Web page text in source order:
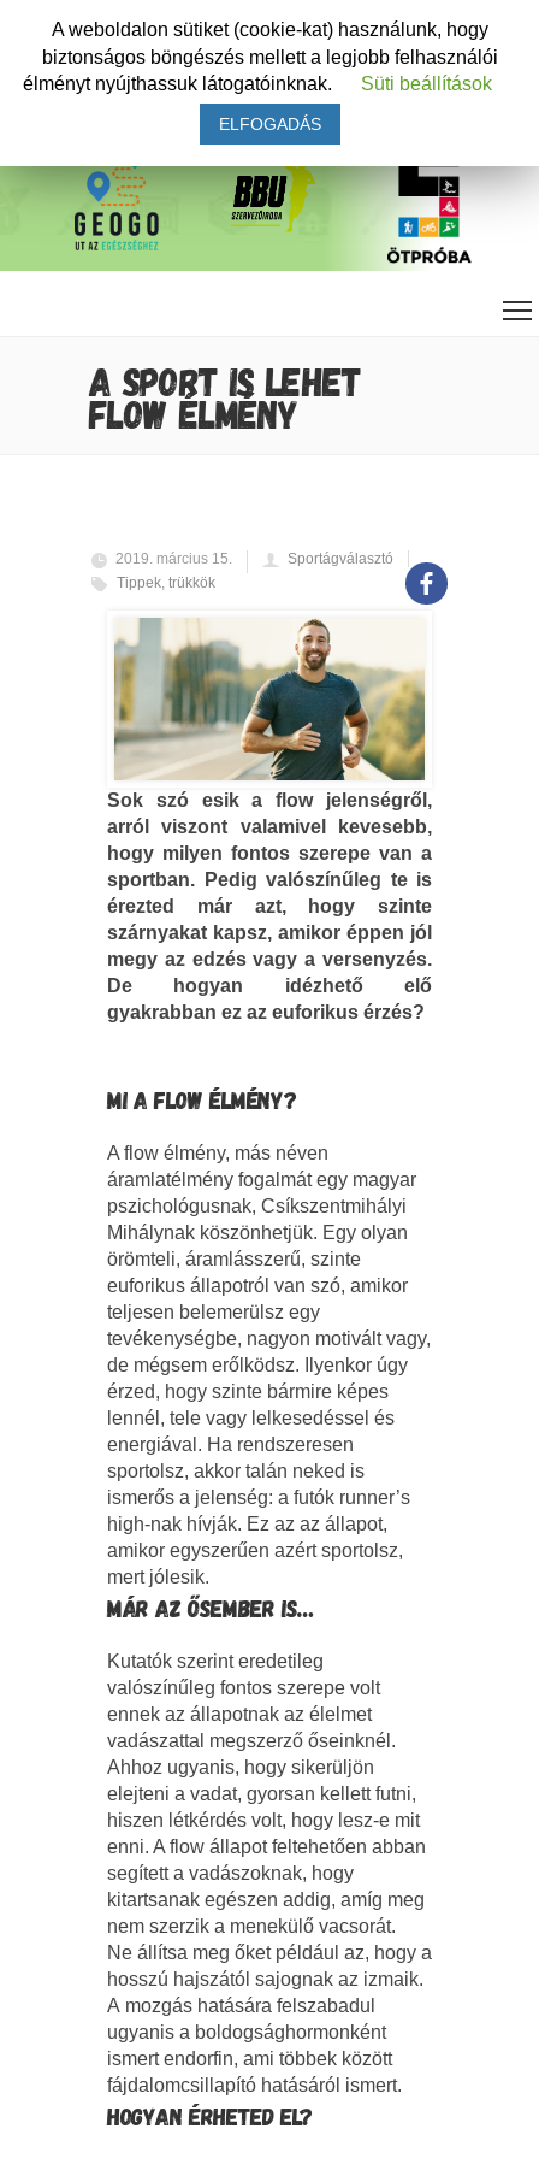
A SPORT IS LEHET
FLOW ÉLMÉNY
2019. március 15.
Sportágválasztó
Tippek, trükkök
Sok szó esik a flow jelenségről,
arról viszont valamivel kevesebb,
hogy milyen fontos szerepe van a
sportban. Pedig valószínűleg te is
érezted már azt, hogy szinte
szárnyakat kapsz, amikor éppen jól
megy az edzés vagy a versenyzés.
De hogyan idézhető elő
gyakrabban ez az euforikus érzés?
MI A FLOW ÉLMÉNY?
A flow élmény, más néven
áramlatélmény fogalmát egy magyar
pszichológusnak, Csíkszentmihályi
Mihálynak köszönhetjük. Egy olyan
örömteli, áramlásszerű, szinte
euforikus állapotról van szó, amikor
teljesen belemerülsz egy
tevékenységbe, nagyon motivált vagy,
de mégsem erőlködsz. Ilyenkor úgy
érzed, hogy szinte bármire képes
lennél, tele vagy lelkesedéssel és
energiával. Ha rendszeresen
sportolsz, akkor talán neked is
ismerős a jelenség: a futók runner’s
high-nak hívják. Ez az az állapot,
amikor egyszerűen azért sportolsz,
mert jólesik.
MÁR AZ ŐSEMBER IS…
Kutatók szerint eredetileg
valószínűleg fontos szerepe volt
ennek az állapotnak az élelmet
vadászattal megszerző őseinknél.
Ahhoz ugyanis, hogy sikerüljön
elejteni a vadat, gyorsan kellett futni,
hiszen létkérdés volt, hogy lesz-e mit
enni. A flow állapot feltehetően abban
segített a vadászoknak, hogy
kitartsanak egészen addig, amíg meg
nem szerzik a menekülő vacsorát.
Ne állítsa meg őket például az, hogy a
hosszú hajszától sajognak az izmaik.
A mozgás hatására felszabadul
ugyanis a boldogsághormonként
ismert endorfin, ami többek között
fájdalomcsillapító hatásáról ismert.
HOGYAN ÉRHETED EL?
A weboldalon sütiket (cookie-kat) használunk, hogy
biztonságos böngészés mellett a legjobb felhasználói
élményt nyújthassuk látogatóinknak.
Süti beállítások
ELFOGADÁS